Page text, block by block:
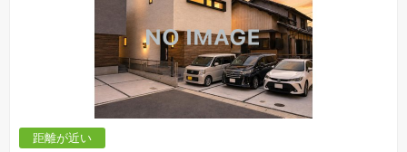
距離が近い